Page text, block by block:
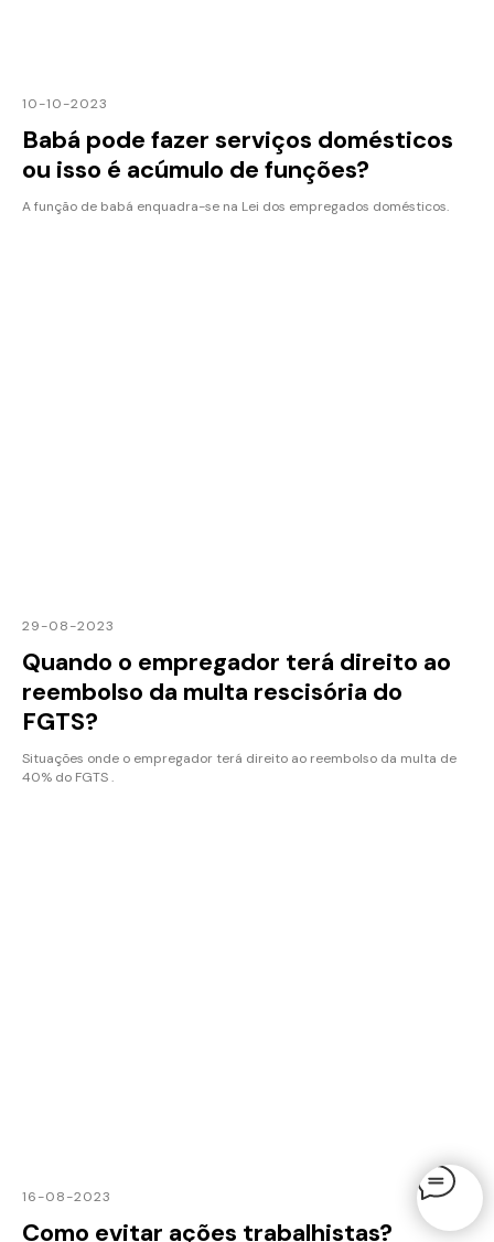
10-10-2023
Babá pode fazer serviços domésticos
ou isso é acúmulo de funções?
A função de babá enquadra-se na Lei dos empregados domésticos.
29-08-2023
Quando o empregador terá direito ao
reembolso da multa rescisória do
FGTS?
Situações onde o empregador terá direito ao reembolso da multa de
40% do FGTS .
16-08-2023
Como evitar ações trabalhistas?